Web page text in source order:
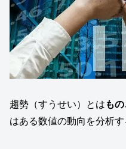
趨勢（すうせい）とは も
はある数値の動向を分析す